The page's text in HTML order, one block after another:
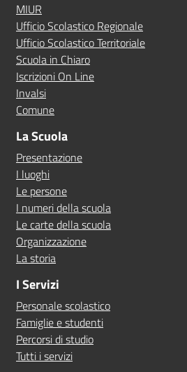
MIUR
Ufficio Scolastico Regionale
Ufficio Scolastico Territoriale
Scuola in Chiaro
Iscrizioni On Line
Invalsi
Comune
La Scuola
Presentazione
I luoghi
Le persone
I numeri della scuola
Le carte della scuola
Organizzazione
La storia
I Servizi
Personale scolastico
Famiglie e studenti
Percorsi di studio
Tutti i servizi